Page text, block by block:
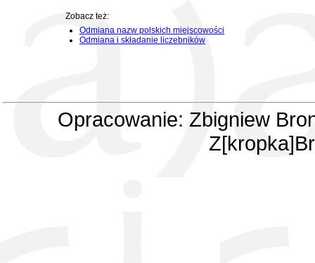
Zobacz też:
Odmiana nazw polskich miejscowości
Odmiana i składanie liczebników
Opracowanie: Zbigniew